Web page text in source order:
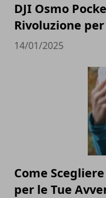
DJI Osmo
Rivoluzione
14/01/2025
Come
per le Tue